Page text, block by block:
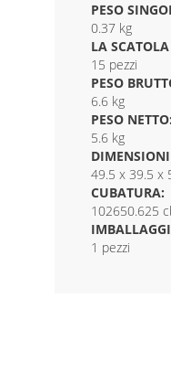
PESO
0.37 kg
LA
15 pezzi
PESO
6.6 kg
PESO NETTO:
5.6 kg
49.5 x 39.5 x
CUBATURA:
102650.625
1 pezzi